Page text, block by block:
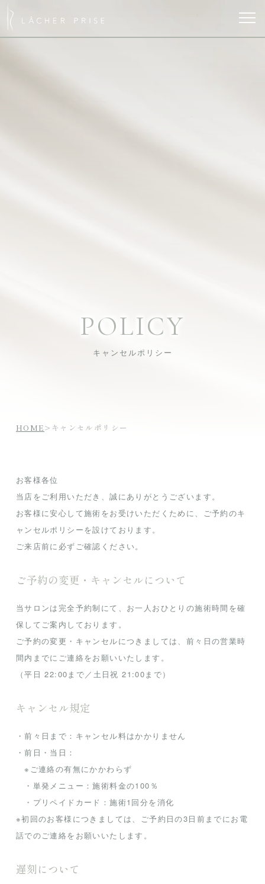
POLICY
キャンセルポリシー
HOME> キャンセルポリシー
お客様各位
当店をご利用いただき、誠にありがとうございます。
お客様に安心して施術をお受けいただくために、ご予約のキ
ャンセルポリシーを設けております。
ご来店前に必ずご確認ください。
ご予約の変更・キャンセルについて
当サロンは完全予約制にて、お一人おひとりの施術時間を確
保してご案内しております。
ご予約の変更・キャンセルにつきましては、前々日の営業時
間内までにご連絡をお願いいたします。
（平日 22:00まで／土日祝 21:00まで）
キャンセル規定
・前々日まで：キャンセル料はかかりません
・前日・当日：
※ご連絡の有無にかかわらず
・単発メニュー：施術料金の100％
・プリペイドカード：施術1回分を消化
※初回のお客様につきましては、ご予約日の3日前までにお電
話でのご連絡をお願いいたします。
遅刻について